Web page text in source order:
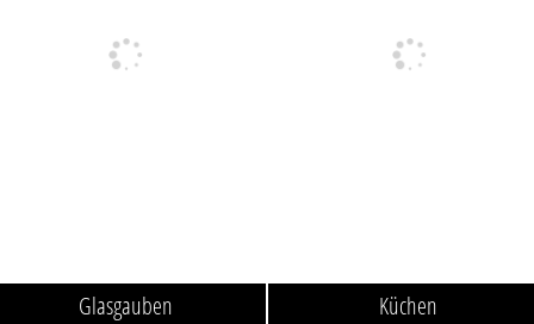
Glasgauben Küchen